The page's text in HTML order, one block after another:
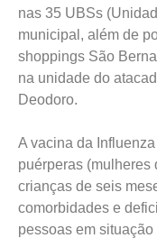
nas 35 UBSs
municipal, além de
shoppings São
na unidade do
Deodoro.
A vacina da
puérperas (mulheres
crianças de seis
comorbidades e
pessoas em